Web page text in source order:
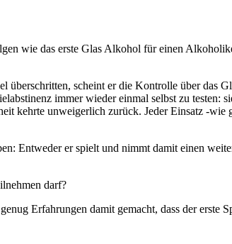
wie das erste Glas Alkohol für einen
scheint er die Kontrolle über das
immer wieder einmal selbst zu
kehrte unweigerlich zurück. Jeder Einsatz -
Entweder er spielt und nimmt damit einen
darf?
Erfahrungen damit gemacht, dass der erste